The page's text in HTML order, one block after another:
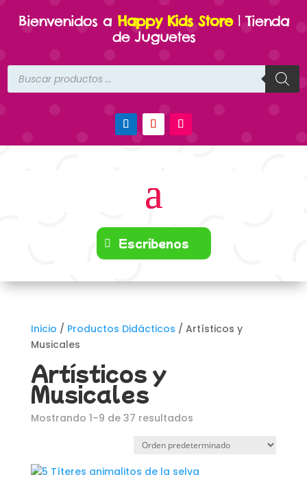
Bienvenidos a Happy Kids Store| Tienda
de Juguetes
Búsqueda
productos
Escríbenos
Inicio / Productos Didácticos / Artísticos y
Musicales
Artísticos y
Musicales
Mostrando 1–9 de 37 resultados